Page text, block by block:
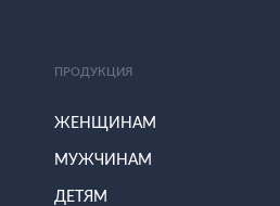
ПРОДУКЦИЯ
ЖЕНЩИНАМ
МУЖЧИНАМ
ДЕТЯМ